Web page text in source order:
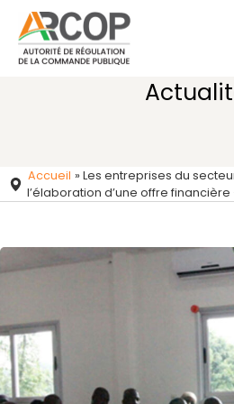
contenu
Accueil » Les entreprises du
l’élaboration d’une offre financière